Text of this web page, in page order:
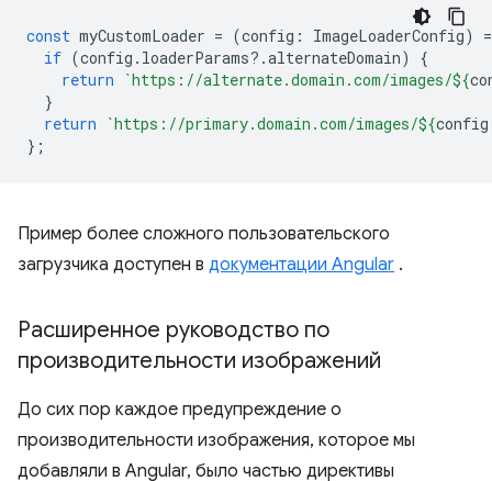
const myCustomLoader = (config : ImageLoaderConfig)
=
if (config . loaderParams? .alternateDomain)
{
return
`https://alternate.domain.com/images/${
}
return
`https://primary.domain.com/images/${config
};
Пример более сложного пользовательского
загрузчика доступен в документации Angular .
Расширенное руководство по
производительности изображений
До сих пор каждое предупреждение о
производительности изображения, которое мы
добавляли в Angular, было частью директивы